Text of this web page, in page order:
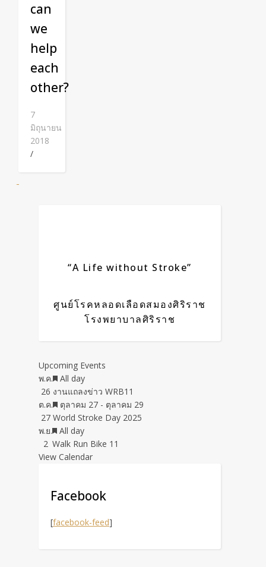
can
we
help
each
other?
7
มิถุนายน
2018
/
“A Life without Stroke”
ศูนย์โรคหลอดเลือดสมองศิริราช
โรงพยาบาลศิริราช
Upcoming Events
พ.ค.
26
Featured
All day
งานแถลงข่าว WRB11
ต.ค.
27
Featured
ตุลาคม 27 - ตุลาคม 29
World Stroke Day 2025
พ.ย.
2
Featured
All day
Walk Run Bike 11
View Calendar
Facebook
[facebook-feed]